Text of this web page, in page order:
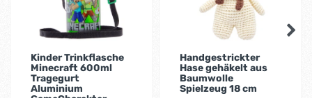
Kinder Trinkflasche
Minecraft 600ml
Tragegurt
Aluminium
Handgestrickter
Hase gehäkelt aus
Baumwolle
Spielzeug 18 cm